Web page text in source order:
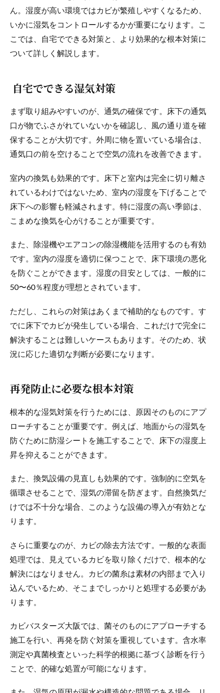
ん。湿度が高い環境ではカビが繁殖しやすくなるため、
いかに湿気をコントロールするかが重要になります。こ
こでは、自宅でできる対策と、より効果的な根本対策に
ついて詳しく解説します。
自宅でできる湿気対策
まず取り組みやすいのが、通気の確保です。床下の通気
口が物でふさがれていないかを確認し、風の通り道を確
保することが大切です。外周に物を置いている場合は、
通気口の前を空けることで空気の流れを改善できます。
室内の換気も効果的です。床下と室内は完全に切り離さ
れているわけではないため、室内の湿度を下げることで
床下への影響も軽減されます。特に湿度の高い季節は、
こまめな換気を心がけることが重要です。
また、除湿機やエアコンの除湿機能を活用するのも有効
です。室内の湿度を適切に保つことで、床下環境の悪化
を防ぐことができます。湿度の目安としては、一般的に
50〜60％程度が理想とされています。
ただし、これらの対策はあくまで補助的なものです。す
でに床下でカビが発生している場合、これだけで完全に
解決することは難しいケースもあります。そのため、状
況に応じた適切な判断が必要になります。
再発防止に必要な根本対策
根本的な湿気対策を行うためには、原因そのものにアプ
ローチすることが重要です。例えば、地面からの湿気を
防ぐために防湿シートを施工することで、床下の湿度上
昇を抑えることができます。
また、換気設備の見直しも効果的です。強制的に空気を
循環させることで、湿気の滞留を防ぎます。自然換気だ
けでは不十分な場合、このような設備の導入が有効とな
ります。
さらに重要なのが、カビの除去方法です。一般的な表面
処理では、見えているカビを取り除くだけで、根本的な
解決にはなりません。カビの菌糸は素材の内部まで入り
込んでいるため、そこまでしっかりと処理する必要があ
ります。
カビバスターズ大阪では、菌そのものにアプローチする
施工を行い、再発を防ぐ対策を重視しています。含水率
測定や真菌検査といった科学的根拠に基づく診断を行う
ことで、的確な処置が可能になります。